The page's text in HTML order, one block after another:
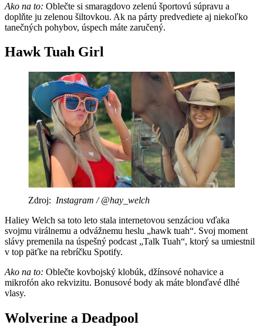
Ako na to: Oblečte si smaragdovo zelenú športovú súpravu a
doplňte ju zelenou šiltovkou. Ak na párty predvediete aj niekoľko
tanečných pohybov, úspech máte zaručený.
Hawk Tuah Girl
Zdroj: Instagram / @hay_welch
Haliey Welch sa toto leto stala internetovou senzáciou vďaka
svojmu virálnemu a odvážnemu heslu „hawk tuah“. Svoj moment
slávy premenila na úspešný podcast „Talk Tuah“, ktorý sa umiestnil
v top päťke na rebríčku Spotify.
Ako na to: Oblečte kovbojský klobúk, džínsové nohavice a
mikrofón ako rekvizitu. Bonusové body ak máte blonďavé dlhé
vlasy.
Wolverine a Deadpool